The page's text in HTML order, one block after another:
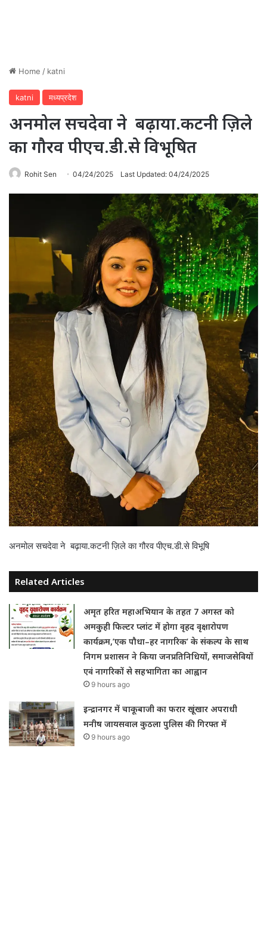
Home / katni
katni मध्यप्रदेश
अनमोल सचदेवा ने बढ़ाया.कटनी ज़िले
का गौरव पीएच.डी.से विभूषित
Rohit Sen 04/24/2025 Last Updated: 04/24/2025
अनमोल सचदेवा ने बढ़ाया.कटनी ज़िले का गौरव पीएच.डी.से विभूषि
Related Articles
अमृत हरित महाअभियान के तहत 7 अगस्त को
अमकुही फिल्टर प्लांट में होगा वृहद वृक्षारोपण
कार्यक्रम,’एक पौधा–हर नागरिक’ के संकल्प के साथ
निगम प्रशासन ने किया जनप्रतिनिधियों, समाजसेवियों
एवं नागरिकों से सहभागिता का आह्वान
9 hours ago
इन्द्रानगर में चाकूबाजी का फरार खूंखार अपराधी
मनीष जायसवाल कुठला पुलिस की गिरफ्त में
9 hours ago